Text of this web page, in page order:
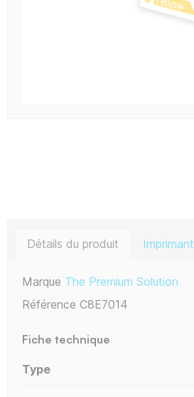
Détails du produit
Marque The Premium Solution
Référence C8E7014
Fiche technique
Type